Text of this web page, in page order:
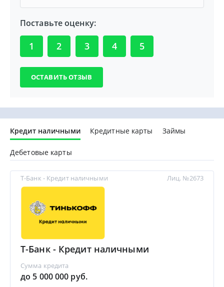
Поставьте оценку:
1 2 3 4 5
Кредит наличными Кредитные карты Займы
Дебетовые карты
Т-Банк - Кредит наличными
Т-Банк - Кредит наличными
Сумма кредита
до 5 000 000 руб.
Лиц. №2673